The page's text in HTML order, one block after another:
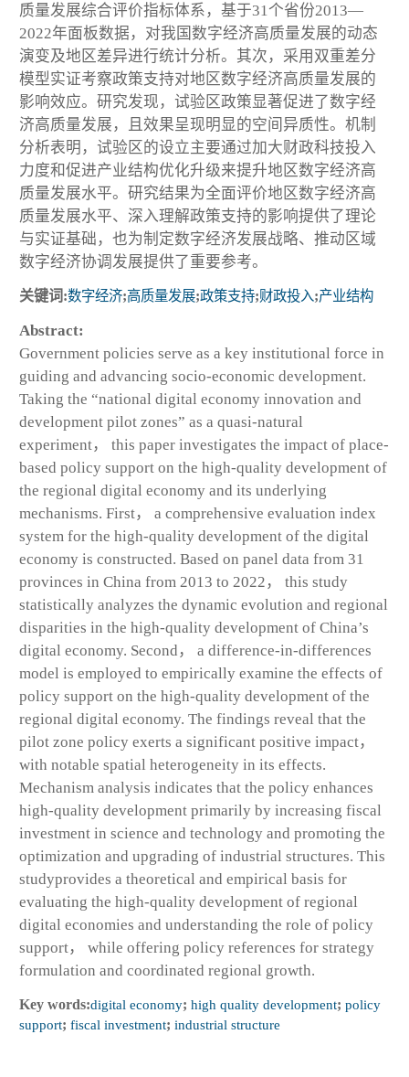
质量发展综合评价指标体系，基于31个省份2013—
2022年面板数据，对我国数字经济高质量发展的动态
演变及地区差异进行统计分析。其次，采用双重差分
模型实证考察政策支持对地区数字经济高质量发展的
影响效应。研究发现，试验区政策显著促进了数字经
济高质量发展，且效果呈现明显的空间异质性。机制
分析表明，试验区的设立主要通过加大财政科技投入
力度和促进产业结构优化升级来提升地区数字经济高
质量发展水平。研究结果为全面评价地区数字经济高
质量发展水平、深入理解政策支持的影响提供了理论
与实证基础，也为制定数字经济发展战略、推动区域
数字经济协调发展提供了重要参考。
关键词:数字经济;高质量发展;政策支持;财政投入;产业结构
Abstract:
Government policies serve as a key institutional force in
guiding and advancing socio-economic development.
Taking the “national digital economy innovation and
development pilot zones” as a quasi-natural
experiment， this paper investigates the impact of place-
based policy support on the high-quality development of
the regional digital economy and its underlying
mechanisms. First， a comprehensive evaluation index
system for the high-quality development of the digital
economy is constructed. Based on panel data from 31
provinces in China from 2013 to 2022， this study
statistically analyzes the dynamic evolution and regional
disparities in the high-quality development of China’s
digital economy. Second， a difference-in-differences
model is employed to empirically examine the effects of
policy support on the high-quality development of the
regional digital economy. The findings reveal that the
pilot zone policy exerts a significant positive impact，
with notable spatial heterogeneity in its effects.
Mechanism analysis indicates that the policy enhances
high-quality development primarily by increasing fiscal
investment in science and technology and promoting the
optimization and upgrading of industrial structures. This
studyprovides a theoretical and empirical basis for
evaluating the high-quality development of regional
digital economies and understanding the role of policy
support， while offering policy references for strategy
formulation and coordinated regional growth.
Key words:digital economy; high quality development; policy
support; fiscal investment; industrial structure